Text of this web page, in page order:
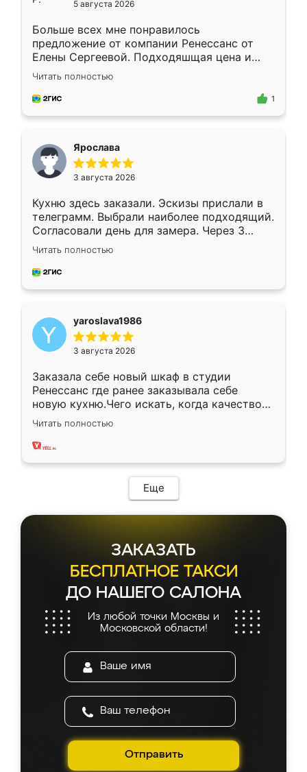
5 августа 2026
Больше всех мне понравилось
предложение от компании Ренессанс от
Елены Сергеевой. Подходяшщая цена и
короткие сроки изготовления. Приехавший
для замера сотрудник Владислав
предложил по моему эскизу самый
Читать полностью
1
Ярослава
3 августа 2026
Кухню здесь заказали. Эскизы прислали в
телеграмм. Выбрали наиболее подходящий.
Согласовали день для замера. Через 3
недели кухня была уже готова. Остались
довольны работой. Спасибо Ренессанс
мебель за качественную работу!
Читать полностью
yaroslava1986
3 августа 2026
Заказала себе новый шкаф в студии
Ренессанс где ранее заказывала себе
новую кухню.Чего искать, когда качеством
вполне довольна. Служит кухня уже почти
два года, нареканий нет.
Читать полностью
Еще
ЗАКАЗАТЬ
БЕСПЛАТНОЕ ТАКСИ
ДО НАШЕГО САЛОНА
Из любой точки Москвы и
Московской области!
Отправить